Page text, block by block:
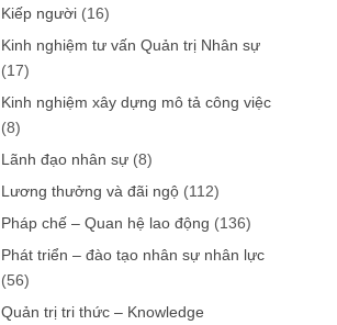
Kiếp người (16)
Kinh nghiệm tư vấn Quản trị Nhân sự
(17)
Kinh nghiệm xây dựng mô tả công việc
(8)
Lãnh đạo nhân sự (8)
Lương thưởng và đãi ngộ (112)
Pháp chế – Quan hệ lao động (136)
Phát triển – đào tạo nhân sự nhân lực
(56)
Quản trị tri thức – Knowledge